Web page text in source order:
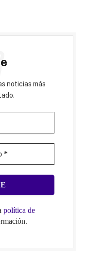
noticias más
política de